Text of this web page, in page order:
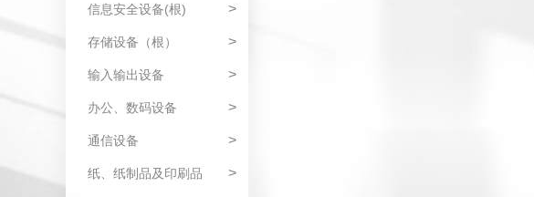
信息安全设备(根) >
存储设备（根） >
输入输出设备 >
办公、数码设备 >
通信设备 >
纸、纸制品及印刷品 >